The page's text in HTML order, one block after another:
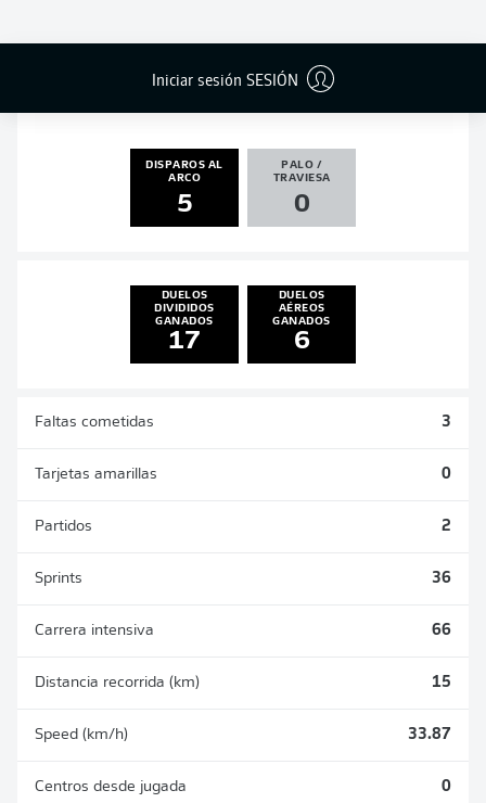
Iniciar sesión SESIÓN
GOLES ASISTENCIAS
0
PENALES
0
ACTUALIZADO
DISPAROS AL
ARCO
5
PALO /
TRAVIESA
0
DUELOS
DIVIDIDOS
GANADOS
17
DUELOS
AÉREOS
GANADOS
6
Faltas cometidas 3
Tarjetas amarillas 0
Partidos 2
Sprints 36
Carrera intensiva 66
Distancia recorrida (km) 15
Speed (km/h) 33.87
Centros desde jugada 0